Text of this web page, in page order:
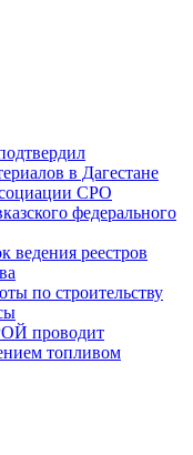
в Дагестане
СРО
федерального
ведения реестров
по строительству
проводит
топливом